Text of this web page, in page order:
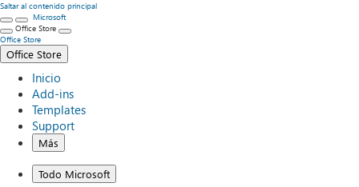
Saltar al contenido principal
Microsoft
Office Store
Office Store
Office Store
Inicio
Add-ins
Templates
Support
Más
Todo Microsoft